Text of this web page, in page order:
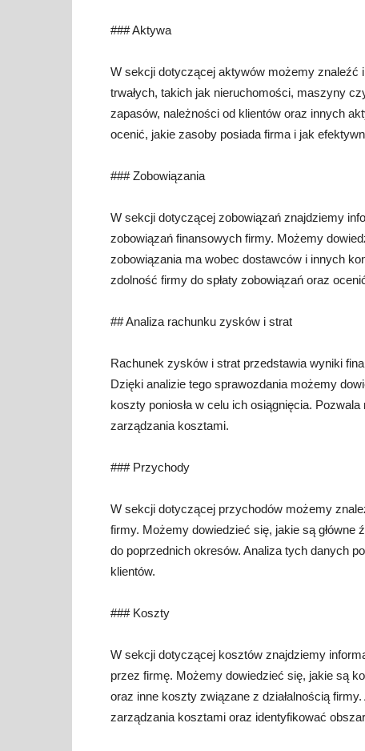
### Aktywa
W sekcji dotyczącej aktywów możemy znaleźć
trwałych, takich jak nieruchomości, maszyny
zapasów, należności od klientów oraz innych
ocenić, jakie zasoby posiada firma i jak
### Zobowiązania
W sekcji dotyczącej zobowiązań znajdziemy
zobowiązań finansowych firmy. Możemy
zobowiązania ma wobec dostawców i innych
zdolność firmy do spłaty zobowiązań oraz
## Analiza rachunku zysków i strat
Rachunek zysków i strat przedstawia wyniki
Dzięki analizie tego sprawozdania możemy
koszty poniosła w celu ich osiągnięcia.
zarządzania kosztami.
### Przychody
W sekcji dotyczącej przychodów możemy
firmy. Możemy dowiedzieć się, jakie są główne
do poprzednich okresów. Analiza tych danych
klientów.
### Koszty
W sekcji dotyczącej kosztów znajdziemy
przez firmę. Możemy dowiedzieć się, jakie są
oraz inne koszty związane z działalnością
zarządzania kosztami oraz identyfikować